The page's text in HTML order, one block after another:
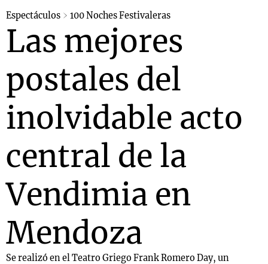
Espectáculos 100 Noches Festivaleras
Las mejores
postales del
inolvidable acto
central de la
Vendimia en
Mendoza
Se realizó en el Teatro Griego Frank Romero Day, un